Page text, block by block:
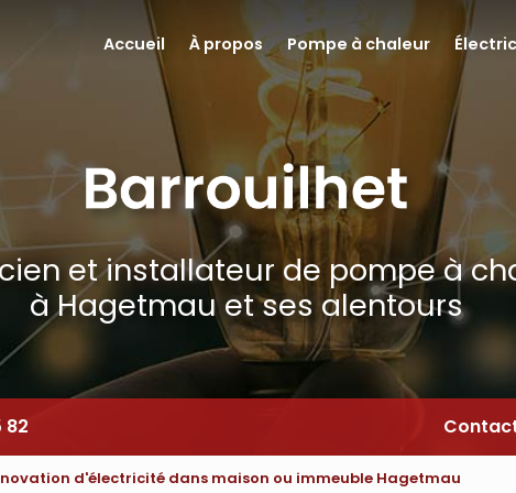
Accueil À propos Pompe à chaleur
et installateur de pompe à
à Hagetmau et ses alentours
82
d'électricité dans maison ou immeuble Hagetmau